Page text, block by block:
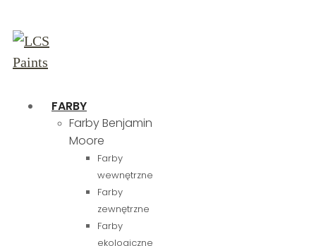
FARBY
Farby Benjamin
Moore
Farby
wewnętrzne
Farby
zewnętrzne
Farby
ekologiczne